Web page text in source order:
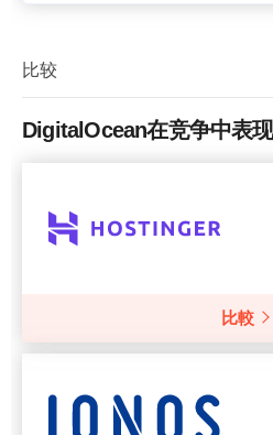
比较
DigitalOcean在竞争中表
比較